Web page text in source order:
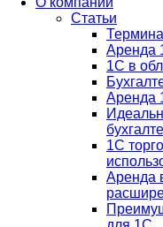
Статьи
Аренда
1С в
Аренда
1С
Аренда